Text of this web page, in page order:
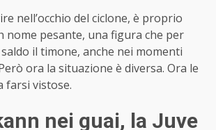
nell’occhio del ciclone, è proprio
nome pesante, una figura che per
il timone, anche nei momenti
ora la situazione è diversa. Ora le
farsi vistose.
nei guai, la Juve